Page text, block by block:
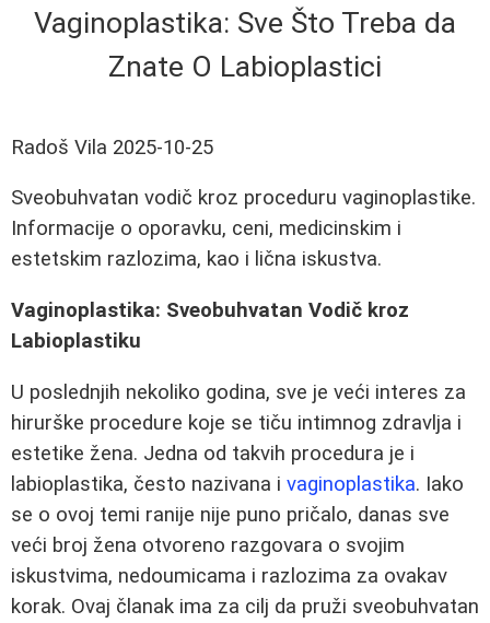
Vaginoplastika: Sve Što Treba da
Znate O Labioplastici
Radoš Vila 2025-10-25
Sveobuhvatan vodič kroz proceduru vaginoplastike.
Informacije o oporavku, ceni, medicinskim i
estetskim razlozima, kao i lična iskustva.
Vaginoplastika: Sveobuhvatan Vodič kroz
Labioplastiku
U poslednjih nekoliko godina, sve je veći interes za
hirurške procedure koje se tiču intimnog zdravlja i
estetike žena. Jedna od takvih procedura je i
labioplastika, često nazivana i vaginoplastika. Iako
se o ovoj temi ranije nije puno pričalo, danas sve
veći broj žena otvoreno razgovara o svojim
iskustvima, nedoumicama i razlozima za ovakav
korak. Ovaj članak ima za cilj da pruži sveobuhvatan